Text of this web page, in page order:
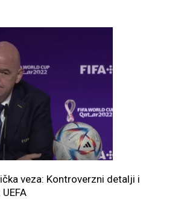
veza: Kontroverzni detalji i